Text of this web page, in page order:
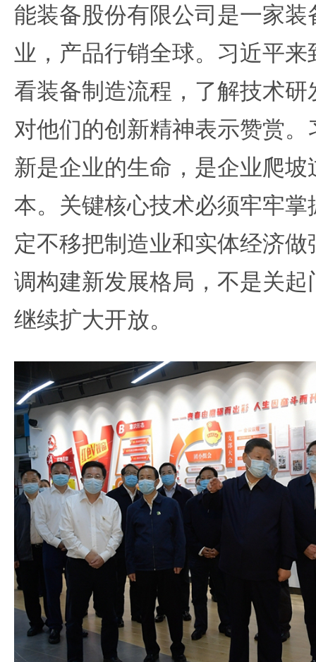
能装备股份有限公司是一家
业，产品行销全球。习近平
看装备制造流程，了解技术
对他们的创新精神表示赞赏
新是企业的生命，是企业爬
本。关键核心技术必须牢牢
定不移把制造业和实体经济
调构建新发展格局，不是关
继续扩大开放。